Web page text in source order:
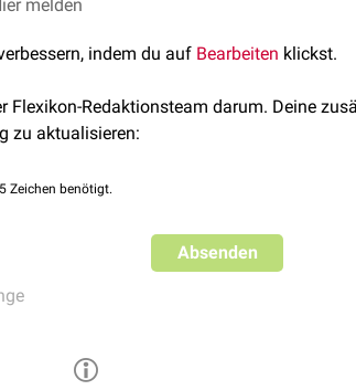
melden
indem du auf Bearbeiten klickst.
Flexikon-Redaktionsteam darum. Deine
zu aktualisieren:
Zeichen benötigt.
Absenden